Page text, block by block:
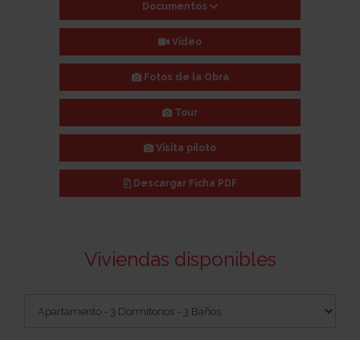
Documentos
Video
Fotos de la Obra
Tour
Visita piloto
Descargar Ficha PDF
Viviendas disponibles